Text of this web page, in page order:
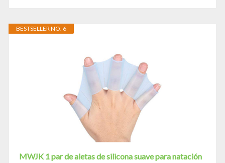
BESTSELLER NO. 6
MWJK 1 par de aletas de silicona suave para natación